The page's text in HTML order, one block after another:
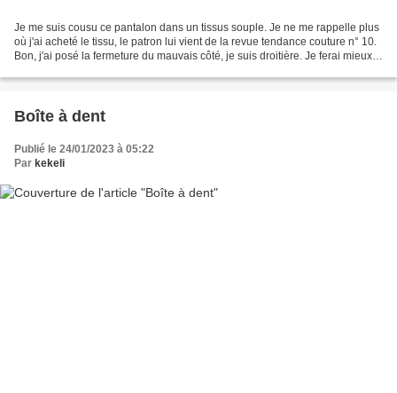
Je me suis cousu ce pantalon dans un tissus souple. Je ne me rappelle plus
où j'ai acheté le tissu, le patron lui vient de la revue tendance couture n° 10.
Bon, j'ai posé la fermeture du mauvais côté, je suis droitière. Je ferai mieux
Boîte à dent
Publié le 24/01/2023 à 05:22
Par kekeli